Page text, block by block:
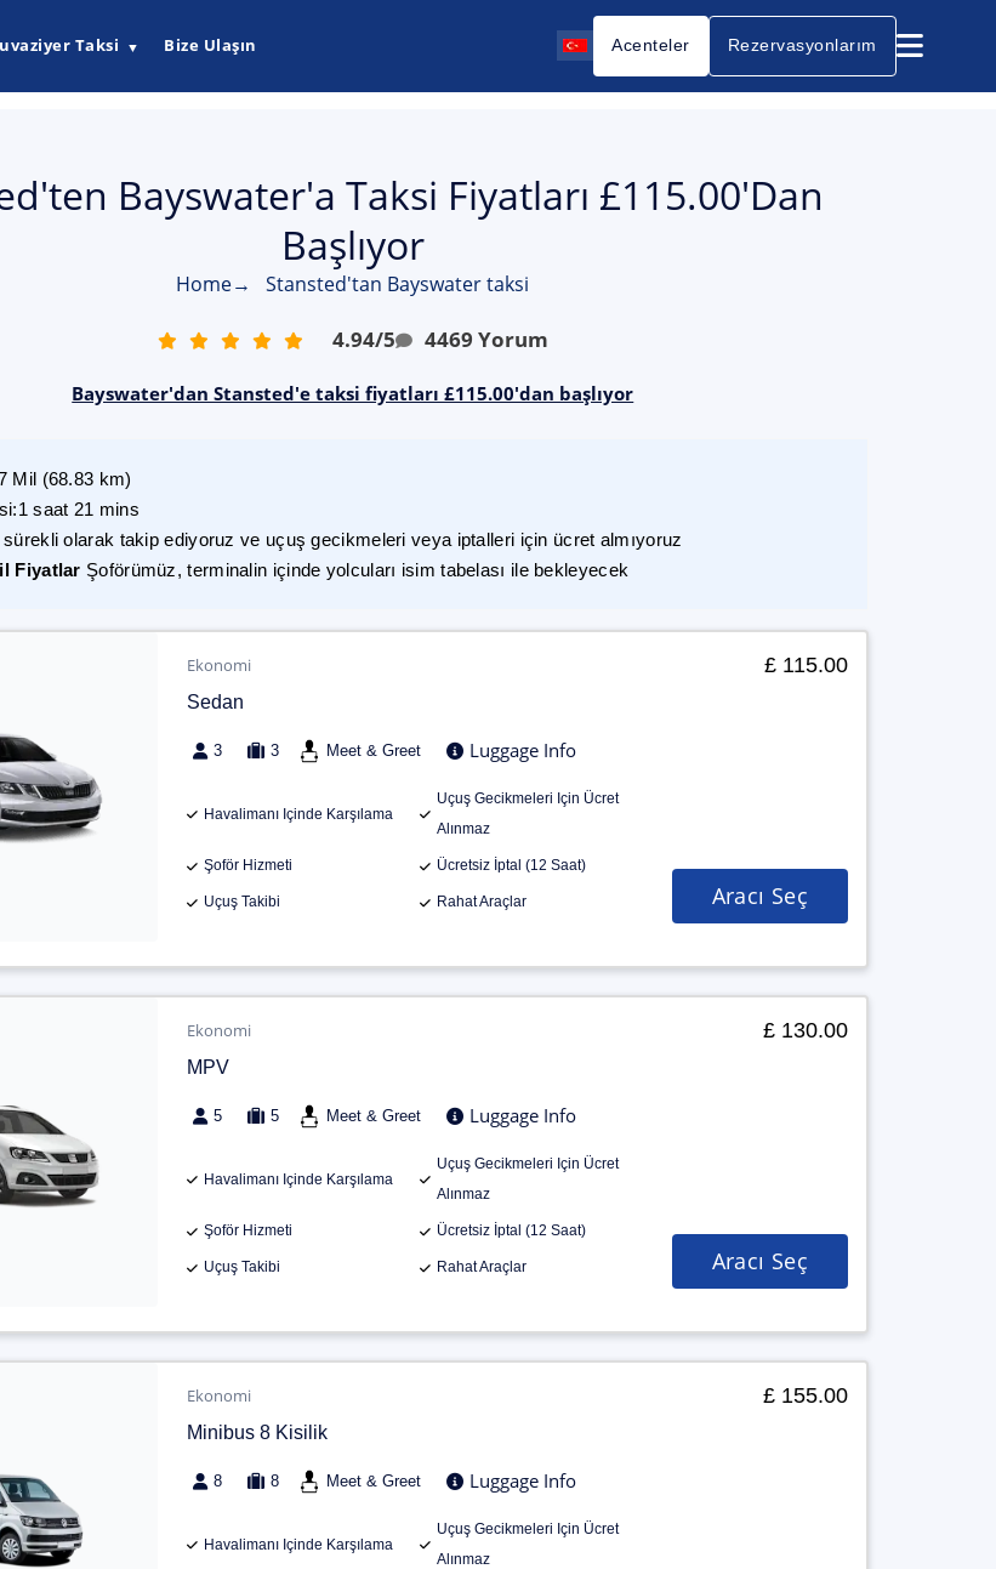
Taksi ▼ Bize Ulaşın Acenteler Rezervasyonlarım
Bayswater'a Taksi Fiyatları £115.00'dan
Başlıyor
Home→ Stansted'tan Bayswater taksi
4.94/5 4469 Yorum
Bayswater'dan Stansted'e taksi fiyatları £115.00'dan başlıyor
Mil (68.83 km)
:1 saat 21 mins
sürekli olarak takip ediyoruz ve uçuş gecikmeleri veya iptalleri için ücret almıyoruz
Fiyatlar Şoförümüz, terminalin içinde yolcuları isim tabelası ile bekleyecek
Ekonomi
Sedan
3 3 Meet & Greet Luggage Info
Havalimanı Içinde Karşılama
Uçuş Gecikmeleri Için Ücret
Alınmaz
Şoför Hizmeti Ücretsiz İptal (12 Saat)
Uçuş Takibi Rahat Araçlar
£ 115.00
Aracı Seç
Ekonomi
MPV
5 5 Meet & Greet Luggage Info
Havalimanı Içinde Karşılama
Uçuş Gecikmeleri Için Ücret
Alınmaz
Şoför Hizmeti Ücretsiz İptal (12 Saat)
Uçuş Takibi Rahat Araçlar
£ 130.00
Aracı Seç
Ekonomi
Minibus 8 Kisilik
8 8 Meet & Greet Luggage Info
Havalimanı Içinde Karşılama
Uçuş Gecikmeleri Için Ücret
Alınmaz
£ 155.00